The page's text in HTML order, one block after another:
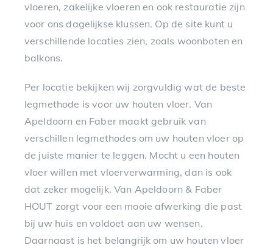
vloeren, zakelijke vloeren en ook restauratie zijn
voor ons dagelijkse klussen. Op de site kunt u
verschillende locaties zien, zoals woonboten en
balkons.
Per locatie bekijken wij zorgvuldig wat de beste
legmethode is voor uw houten vloer. Van
Apeldoorn en Faber maakt gebruik van
verschillen legmethodes om uw houten vloer op
de juiste manier te leggen. Mocht u een houten
vloer willen met vloerverwarming, dan is ook
dat zeker mogelijk. Van Apeldoorn & Faber
HOUT zorgt voor een mooie afwerking die past
bij uw huis en voldoet aan uw wensen.
Daarnaast is het belangrijk om uw houten vloer